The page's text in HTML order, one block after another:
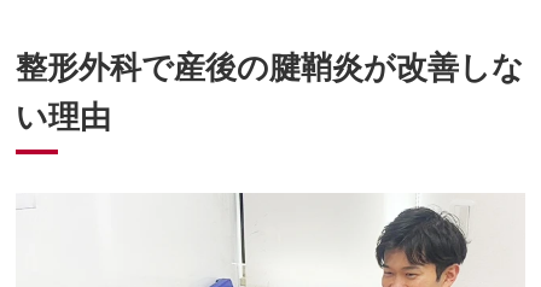
整形外科で産後の腱鞘炎が改善しな
い理由